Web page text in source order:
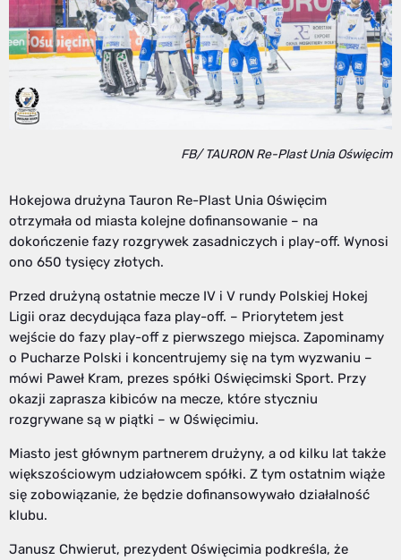
FB/ TAURON Re-Plast Unia Oświęcim
Hokejowa drużyna Tauron Re-Plast Unia Oświęcim
otrzymała od miasta kolejne dofinansowanie – na
dokończenie fazy rozgrywek zasadniczych i play-off. Wynosi
ono 650 tysięcy złotych.
Przed drużyną ostatnie mecze IV i V rundy Polskiej Hokej
Ligii oraz decydująca faza play-off. – Priorytetem jest
wejście do fazy play-off z pierwszego miejsca. Zapominamy
o Pucharze Polski i koncentrujemy się na tym wyzwaniu –
mówi Paweł Kram, prezes spółki Oświęcimski Sport. Przy
okazji zaprasza kibiców na mecze, które styczniu
rozgrywane są w piątki – w Oświęcimiu.
Miasto jest głównym partnerem drużyny, a od kilku lat także
większościowym udziałowcem spółki. Z tym ostatnim wiąże
się zobowiązanie, że będzie dofinansowywało działalność
klubu.
Janusz Chwierut, prezydent Oświęcimia podkreśla, że